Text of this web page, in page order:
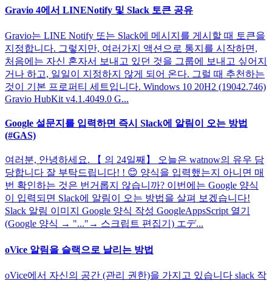
Gravio 4에서 LINENotify 및 Slack 토큰 공유
Gravio는 LINE Notify 또는 Slack에 메시지를 게시할 때 토큰을
지정합니다. 그렇지만, 여러가지 액션으로 통지를 시작하면,
처음에는 자신 혼자서 보내고 있던 것을 그룹에 보내고 싶어지
거나 하고, 일일이 지정하지 않게 되어 온다. 그럴 때 추천하는
것이 기본 프로퍼티 세트입니다. Windows 10 20H2 (19042.746)
Gravio HubKit v4.1.4049.0 G...
Google 설문지를 입력하면 즉시 Slack에 알림이 오는 방법
(#GAS)
여러분, 안녕하세요. 【 의 24일째】 오늘은 watnow의 유우 담
당합니다 잘 부탁드립니다! ! 😊 양식을 입력했는지 아니면 매
번 확인하는 것은 번거롭지 않습니까? 이번에는 Google 양식
이 입력되면 Slack에 알림이 오는 방법을 살펴 보겠습니다!
Slack 알림 이미지 Google 양식 작성 GoogleAppsScript 열기
(Google 양식 → "..."→ 스크립트 편집기) エデ...
oVice 알림을 슬랙으로 날리는 방법
oVice에서 자신의 공간 (관리 권한)을 가지고 있습니다 slack 작